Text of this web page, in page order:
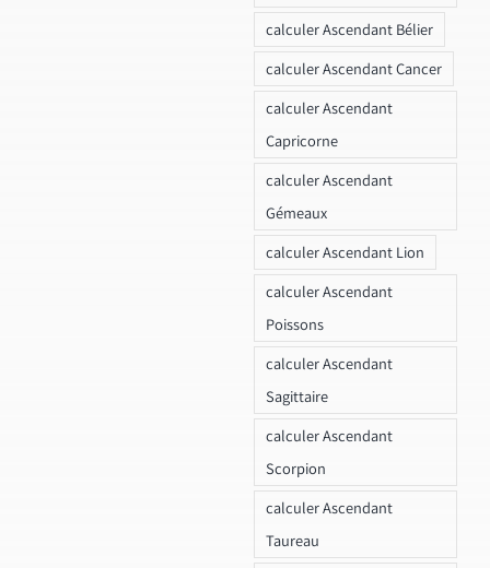
calculer Ascendant Bélier
calculer Ascendant Cancer
calculer Ascendant
Capricorne
calculer Ascendant
Gémeaux
calculer Ascendant Lion
calculer Ascendant
Poissons
calculer Ascendant
Sagittaire
calculer Ascendant
Scorpion
calculer Ascendant
Taureau